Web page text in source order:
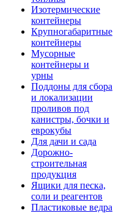
Изотермические
контейнеры
Крупногабаритные
контейнеры
Мусорные
контейнеры и
урны
Поддоны для сбора
и локализации
проливов под
канистры, бочки и
еврокубы
Для дачи и сада
Дорожно-
строительная
продукция
Ящики для песка,
соли и реагентов
Пластиковые ведра